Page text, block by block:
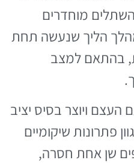
מוחדרים
הליך שנעשה תחת
בהתאם למצב
ויוצר בסיס יציב
פתרונות שיקומיים
שן אחת חסרה,